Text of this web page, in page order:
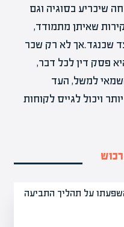
שיכריע בסוגיה וגם
שאיתן מתמודד,
שכנגד.אך לא רק שכר
פסק דין לכל דבר,
למשל, העד
ויכול לגייס לקוחות
על תהליך התביעה